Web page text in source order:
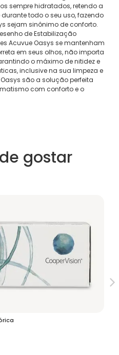
sempre hidratados, retendo a
todo o seu uso, fazendo
sejam sinônimo de conforto.
de Estabilização
Acuvue Oasys se mantenham
em seus olhos, não importa
o máximo de nitidez e
inclusive na sua limpeza e
são a solução perfeita
com conforto e o
gostar